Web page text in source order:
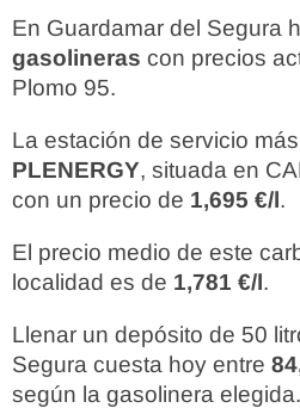
En Guardamar del Segura
gasolineras con precios
Plomo 95.
La estación de servicio
PLENERGY, situada en
con un precio de 1,695 €/l.
El precio medio de este
localidad es de 1,781 €/l.
Llenar un depósito de 50
Segura cuesta hoy entre
según la gasolinera